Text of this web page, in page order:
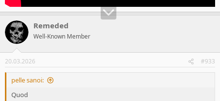
Remeded
Well-Known Member
20.03.2026 #933
pelle sanoi:
Quod